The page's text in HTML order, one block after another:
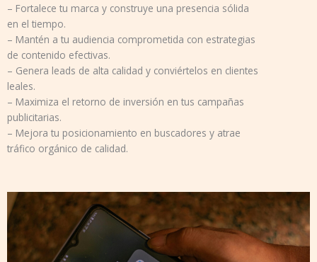
– Fortalece tu marca y construye una presencia sólida
en el tiempo.
– Mantén a tu audiencia comprometida con estrategias
de contenido efectivas.
– Genera leads de alta calidad y conviértelos en clientes
leales.
– Maximiza el retorno de inversión en tus campañas
publicitarias.
– Mejora tu posicionamiento en buscadores y atrae
tráfico orgánico de calidad.